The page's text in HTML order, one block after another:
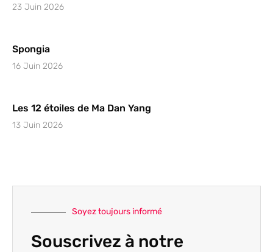
23 Juin 2026
Spongia
16 Juin 2026
Les 12 étoiles de Ma Dan Yang
13 Juin 2026
Soyez toujours informé
Souscrivez à notre